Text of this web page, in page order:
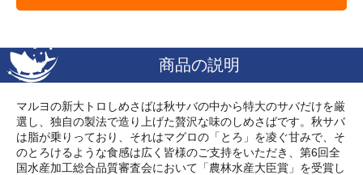
商品の説明
マルヨの新大トロしめさばは秋サバの中から特大のサバだけを厳
選し、独自の製法で造り上げた贅沢な味のしめさばです。秋サバ
は脂が乗りっており、それはマグロの「とろ」を凌ぐ甘みで、そ
のとろけるような食感は広く皆様のご支持をいただき、第6回全
国水産加工総合品質審査会において「農林水産大臣賞」を受賞し